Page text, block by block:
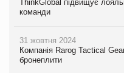
ThinkGlobal підвищує
команди
31 жовтня 2024
Компанія Rarog Tactical
бронеплити